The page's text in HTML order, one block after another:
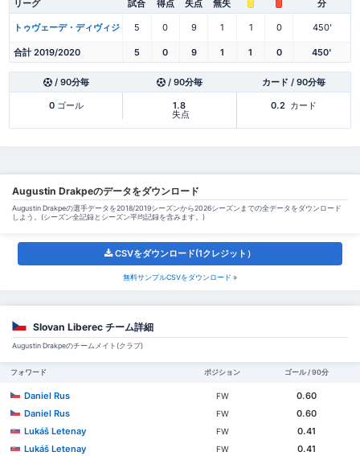
リーグ 試合 得点 失点 無失 分
トゥヴェーデ・ディヴィジ 5 0 9 1 1 0 450'
合計 2019/2020 5 0 9 1 1 0 450'
/ 90分毎 / 90分毎 カード / 90分毎
0ゴール 1.8
失点
0.2 カード
Augustin Drakpeのデータをダウンロード
Augustin Drakpeの選手データを2018/2019シーズンから2026シーズンまでの全データをダウンロード
しよう。(シーズン全記録とシーズン平均記録を含みます。)
CSVをダウンロード(1クレジット）
無料サンプルCSVをダウンロード »
Slovan Liberec チーム詳細
Augustin Drakpeのチームメイト(クラブ)
フォワード ポジション ゴール / 90分
Daniel Rus FW
0.60
Daniel Rus
FW
0.60
Lukáš Letenay
FW
0.41
Lukáš Letenay
FW
0.41